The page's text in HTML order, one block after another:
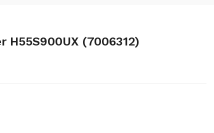
H55S900UX (7006312)